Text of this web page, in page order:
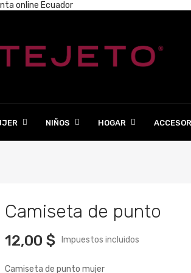
online Ecuador
NIÑOS HOGAR
Camiseta de punto
12,00 $ Impuestos incluidos
Camiseta de punto mujer